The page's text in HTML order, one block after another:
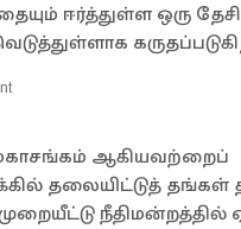
ஈர்த்துள்ள ஒரு
ஆகியவற்றைப்
தலையிட்டுத்